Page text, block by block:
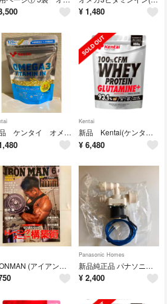
¥ 1,480
新品 ケンタイ オメガ3 1袋 １２０カプセル入り
Kentai
新品 Kentai(ケンタイ) 100％CFM ホエイプロテイン グルタミン
¥ 6,480
IRONMAN (アイアンマン) 2026年 06月号 [雑誌]
Panasonic Homes
新品純正品 パナソニック 温水便座用 止水電磁弁 DL530B-QKCS0
¥ 2,400